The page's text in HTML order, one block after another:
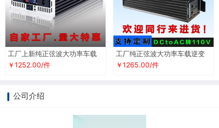
工厂上新纯正弦波大功率车载
逆变器12v24V48转220v电瓶
电源转换器
￥1252.00/件
工厂纯正弦波大功率车载逆变
器定制12v24V转110v240v太
阳能转换器
￥1265.00/件
公司介绍